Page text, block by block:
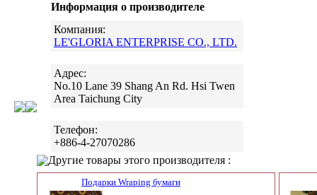
Информация о производителе
Компания:
LE'GLORIA ENTERPRISE CO., LTD.
Адрес:
No.10 Lane 39 Shang An Rd. Hsi Twen
Area Taichung City
Телефон:
+886-4-27070286
Другие товары этого производителя :
Подарки Wraping бумаги